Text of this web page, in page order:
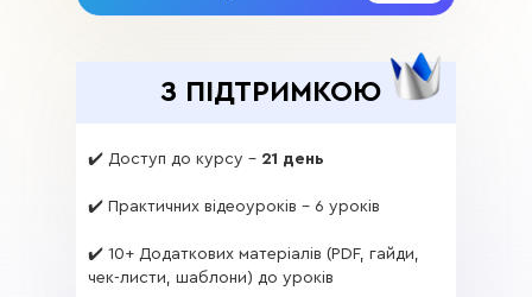
✔️ Доступ до курсу - 21 день
✔️ Практичних відеоуроків - 6 уроків
✔️ 10+ Додаткових матеріалів (PDF, гайди,
чек-листи, шаблони) до уроків
З ПІДТРИМКОЮ